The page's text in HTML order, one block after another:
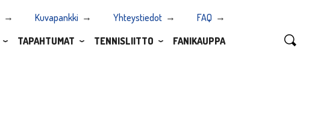
Kuvapankki Yhteystiedot
FAQ
TAPAHTUMAT TENNISLIITTO FANIKAUPPA